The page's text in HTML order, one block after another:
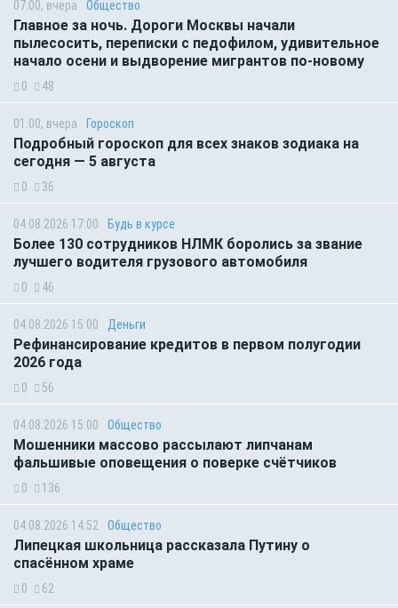
07:00, вчера Общество
Главное за ночь. Дороги Москвы начали
пылесосить, переписки с педофилом, удивительное
начало осени и выдворение мигрантов по-новому
0 48
01:00, вчера Гороскоп
Подробный гороскоп для всех знаков зодиака на
сегодня — 5 августа
0 36
04.08.2026 17:00 Будь в курсе
Более 130 сотрудников НЛМК боролись за звание
лучшего водителя грузового автомобиля
0 46
04.08.2026 15:00 Деньги
Рефинансирование кредитов в первом полугодии
2026 года
0 56
04.08.2026 15:00 Общество
Мошенники массово рассылают липчанам
фальшивые оповещения о поверке счётчиков
0 136
04.08.2026 14:52 Общество
Липецкая школьница рассказала Путину о
спасённом храме
0 62